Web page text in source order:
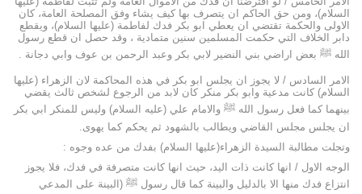
السلام)، ومن حق الحاكم ان يتصرف بها كيف يشاء وفق المصلحة العامة، كان
الاولى والحكمة تقتضي ان يعطي ابو بكر فدك لفاطمة (عليها السلام)، ويقطع
دابر الخلاف التي حكمت المسلمين سنين متمادية ، وقد حصل ان قطع رسول
الله ﷺ بعض اراضي بني النضير لابي بكر وعبد الرحمن بن عوف وابي دجانة .
الامر السادس / لا يجوز ان يجلس ابو بكر في هذه المحاكمة لان الزهراء (عليها
السلام) كانت مدعية وابو بكر منكر كان لابد من الرجوع لشخص ثالث يقضي
بينهما كما فعل رسول الله ﷺ والامام علي (عليه السلام) وليس للمنكر ابي بكر
ان يجلس مجلس القاضي ويطالب بالشهود ثم يحكم كما يهوى.
وتجلت مطالبة السيدة الزهراء(عليها السلام) بفدك من عده وجوه :
الوجه الاول / انها كانت ذات اليد، حيث انها كانت متصرفة في فدك، فلا يجوز
انتزاع فدك منها الا بالدليل والبينة كما قال رسول ﷺ (البينة على المدعي